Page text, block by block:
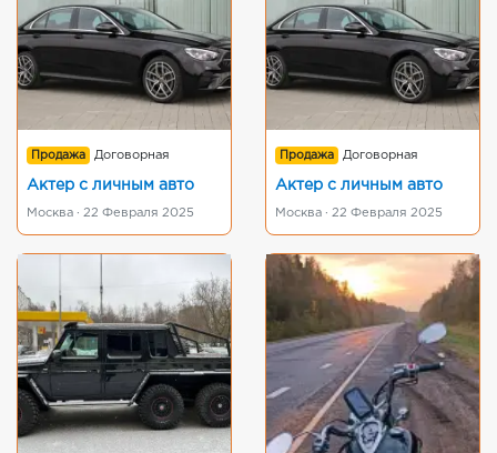
Продажа Договорная
Актер с личным авто
Москва · 22 Февраля 2025
Продажа Договорная
Актер с личным авто
Москва · 22 Февраля 2025